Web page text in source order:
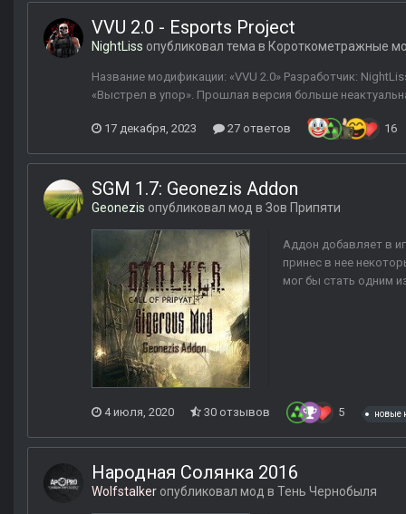
VVU 2.0 - Esports Project
NightLiss опубликовал тема в Короткометражные
Название модификации: «VVU 2.0» Разработчик:
«Выстрел в упор». Прошлая версия больше
17 декабря, 2023 27 ответов 16
SGM 1.7: Geonezis Addon
Geonezis опубликовал мод в Зов Припяти
Аддон добавляет в
принес в нее
мог бы стать одним
4 июля, 2020 30 отзывов 5 новые
Народная Солянка 2016
Wolfstalker опубликовал мод в Тень Чернобыля